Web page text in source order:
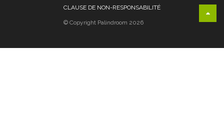
CLAUSE DE NON-RESPONSABILITÉ
© Copyright Palindroom 2026